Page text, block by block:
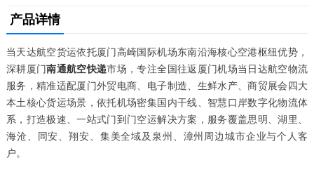
产品详情
当天达航空货运依托厦门高崎国际机场东南沿海核心空港枢纽优势，
深耕厦门南通航空快递市场，专注全国往返厦门机场当日达航空物流
服务，精准适配厦门外贸电商、电子制造、生鲜水产、商贸展会四大
本土核心货运场景，依托机场密集国内干线、智慧口岸数字化物流体
系，打造极速、一站式门到门空运解决方案，服务覆盖思明、湖里、
海沧、同安、翔安、集美全域及泉州、漳州周边城市企业与个人客
户。